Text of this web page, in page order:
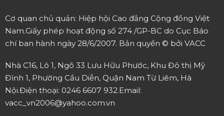
Cơ quan chủ quản: Hiệp hội Cao đẳng Cộng đồng Việt
Nam.Giấy phép hoạt động số 274 /GP-BC do Cục Báo
chí ban hành ngày 28/6/2007. Bản quyền © bởi VACC
Nhà C16, Lô 1, Ngõ 33 Lưu Hữu Phước, Khu Đô thị Mỹ
Đình 1, Phường Cầu Diễn, Quận Nam Từ Liêm, Hà
Nội.Điện thoại: 0246 6607 932.Email:
vacc_vn2006@yahoo.com.vn